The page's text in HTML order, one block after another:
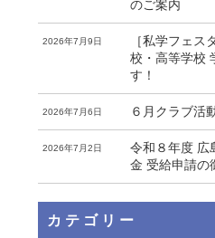
のご案内
［私学フェス
校・高等学校
す！
2026年7月9日
６月クラブ活
2026年7月6日
令和８年度 広
金 受給申請の
2026年7月2日
カテゴリー